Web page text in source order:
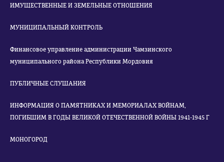
ИМУЩЕСТВЕННЫЕ И ЗЕМЕЛЬНЫЕ ОТНОШЕНИЯ
МУНИЦИПАЛЬНЫЙ КОНТРОЛЬ
Финансовое управление администрации Чамзинского
муниципального района Республики Мордовия
ПУБЛИЧНЫЕ СЛУШАНИЯ
ИНФОРМАЦИЯ О ПАМЯТНИКАХ И МЕМОРИАЛАХ ВОЙНАМ,
ПОГИБШИМ В ГОДЫ ВЕЛИКОЙ ОТЕЧЕСТВЕННОЙ ВОЙНЫ 1941-1945 Г
МОНОГОРОД